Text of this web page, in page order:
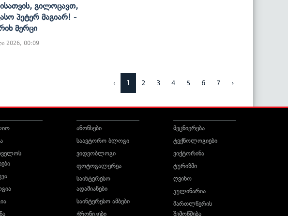
Გილოცავთ,
Პეტერ Მაგიარ! -
Მერცი
2026, 00:09
‹ 1 2 3 4 5 6 7 ›
ანონსები
საავტორო ბლოგი
ვიდეობლოგი
ფოტოგალერეა
საინტერესო
ადამიანები
საინტერესო ამბები
ქრონიკები
მეცნიერება
ტექნოლოგიები
ვიქტორინა
ტურიზმი
ღვინო
კულინარია
მართლწერის
შემოწმება